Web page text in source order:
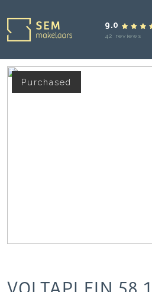
9.0
42 reviews
Purchased